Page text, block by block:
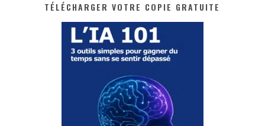
TÉLÉCHARGER VOTRE COPIE GRATUITE